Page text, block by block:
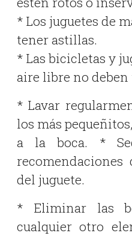
* Los juguetes de
tener astillas.
* Las bicicletas y
aire libre no
* Lavar
los más
a la boca. *
del juguete.
* Eliminar las
cualquier otro